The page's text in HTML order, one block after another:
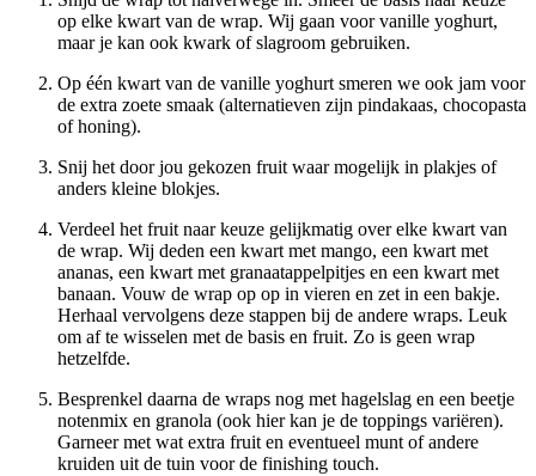
op elke kwart van de wrap. Wij gaan voor vanille yoghurt,
maar je kan ook kwark of slagroom gebruiken.
Op één kwart van de vanille yoghurt smeren we ook jam voor
de extra zoete smaak (alternatieven zijn pindakaas, chocopasta
of honing).
Snij het door jou gekozen fruit waar mogelijk in plakjes of
anders kleine blokjes.
Verdeel het fruit naar keuze gelijkmatig over elke kwart van
de wrap. Wij deden een kwart met mango, een kwart met
ananas, een kwart met granaatappelpitjes en een kwart met
banaan. Vouw de wrap op op in vieren en zet in een bakje.
Herhaal vervolgens deze stappen bij de andere wraps. Leuk
om af te wisselen met de basis en fruit. Zo is geen wrap
hetzelfde.
Besprenkel daarna de wraps nog met hagelslag en een beetje
notenmix en granola (ook hier kan je de toppings variëren).
Garneer met wat extra fruit en eventueel munt of andere
kruiden uit de tuin voor de finishing touch.